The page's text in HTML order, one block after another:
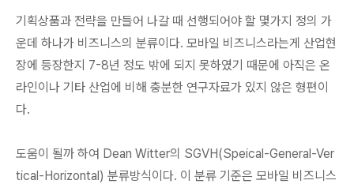
기획상품과 전략을 만들어 나갈 때 선행되어야 할 몇가지 정의 가
운데 하나가 비즈니스의 분류이다. 모바일 비즈니스라는게 산업현
장에 등장한지 7-8년 정도 밖에 되지 못하였기 때문에 아직은 온
라인이나 기타 산업에 비해 충분한 연구자료가 있지 않은 형편이
다.
도움이 될까 하여 Dean Witter의 SGVH(Speical-General-Ver
tical-Horizontal) 분류방식이다. 이 분류 기준은 모바일 비즈니스